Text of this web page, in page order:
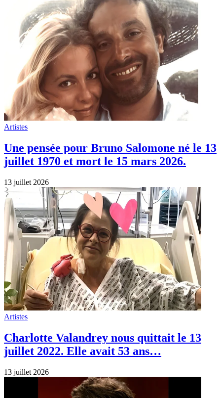
Artistes
Une pensée pour Bruno Salomone né le 13
juillet 1970 et mort le 15 mars 2026.
13 juillet 2026
Artistes
Charlotte Valandrey nous quittait le 13
juillet 2022. Elle avait 53 ans…
13 juillet 2026